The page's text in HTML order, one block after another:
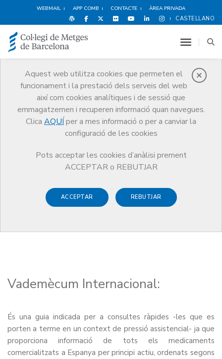
WEBMAIL APP COMB CONTACTE ÀREA PRIVADA
CASTELLANO
Aquest web utilitza cookies que permeten el
funcionament i la prestació dels serveis del web
així com cookies analítiques i de sessió que
emmagatzemen i recuperen informació quan navegues.
Clica AQUÍ per a mes informació o per a canviar la
configuració de les cookies
Pots acceptar les cookies d’anàlisi prement
ACCEPTAR o REBUTJAR
ACCEPTAR REBUTJAR
toggle
Notícies
Comunicació
Notícies
Vademecum 2009: a disposició gratuïta per als col·legiats
2 DE SETEMBRE DE 2009
Vademecum 2009: a disposició
Vademècum Internacional:
És una guia indicada per a consultes ràpides -les que es
porten a terme en un context de pressió assistencial- ja que
proporciona informació de tots els medicaments
comercialitzats a Espanya per principi actiu, ordenats segons